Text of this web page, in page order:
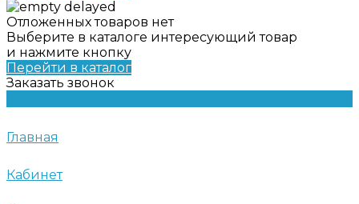
Отложенных товаров нет
Выберите в каталоге интересующий товар
и нажмите кнопку
Перейти в каталог
Заказать звонок
Главная
Кабинет